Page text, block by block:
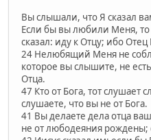
Вы слышали, что Я сказал
Если бы вы любили Меня, то
сказал: иду к Отцу; ибо
24 Нелюбящий Меня не
которое вы слышите, не
Отца.
47 Кто от Бога, тот слушает
слушаете, что вы не от Бога.
41 Вы делаете дела отца
не от любодеяния рождены;